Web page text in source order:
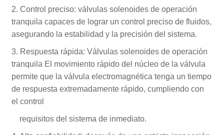
2. Control preciso: válvulas solenoides de operación
tranquila capaces de lograr un control preciso de fluidos,
asegurando la estabilidad y la precisión del sistema.
3. Respuesta rápida: Válvulas solenoides de operación
tranquila El movimiento rápido del núcleo de la válvula
permite que la válvula electromagnética tenga un tiempo
de respuesta extremadamente rápido, cumpliendo con
el control
requisitos del sistema de inmediato.